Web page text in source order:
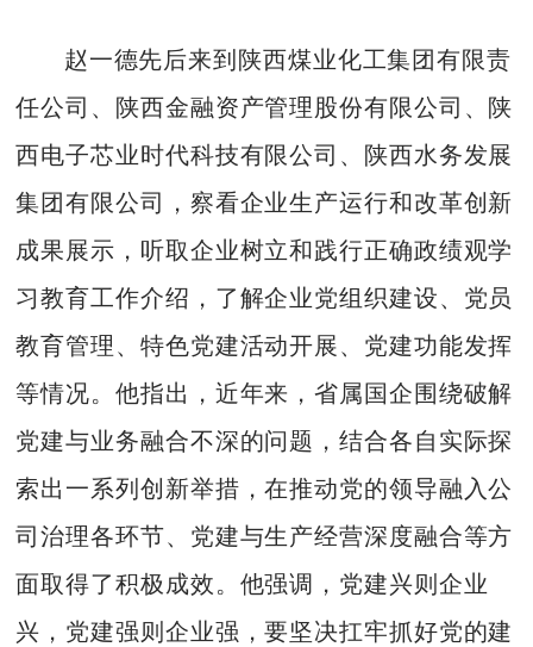
赵一德先后来到陕西煤业化工集团有限责
任公司、陕西金融资产管理股份有限公司、陕
西电子芯业时代科技有限公司、陕西水务发展
集团有限公司，察看企业生产运行和改革创新
成果展示，听取企业树立和践行正确政绩观学
习教育工作介绍，了解企业党组织建设、党员
教育管理、特色党建活动开展、党建功能发挥
等情况。他指出，近年来，省属国企围绕破解
党建与业务融合不深的问题，结合各自实际探
索出一系列创新举措，在推动党的领导融入公
司治理各环节、党建与生产经营深度融合等方
面取得了积极成效。他强调，党建兴则企业
兴，党建强则企业强，要坚决扛牢抓好党的建